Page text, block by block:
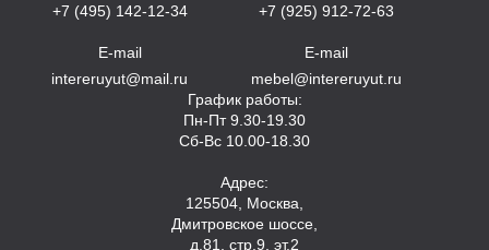
+7 (495) 142-12-34
E-mail
intereruyut@mail.ru
+7 (925) 912-72-63
E-mail
mebel@intereruyut.ru
График работы:
Пн-Пт 9.30-19.30
Сб-Вс 10.00-18.30
Адрес:
125504, Москва,
Дмитровское шоссе,
д.81, стр.9, эт.2